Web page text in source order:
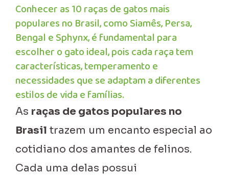
Conhecer as 10 raças de gatos mais
populares no Brasil, como Siamês, Persa,
Bengal e Sphynx, é fundamental para
escolher o gato ideal, pois cada raça tem
características, temperamento e
necessidades que se adaptam a diferentes
estilos de vida e famílias.
As raças de gatos populares no
Brasil trazem um encanto especial ao
cotidiano dos amantes de felinos.
Cada uma delas possui